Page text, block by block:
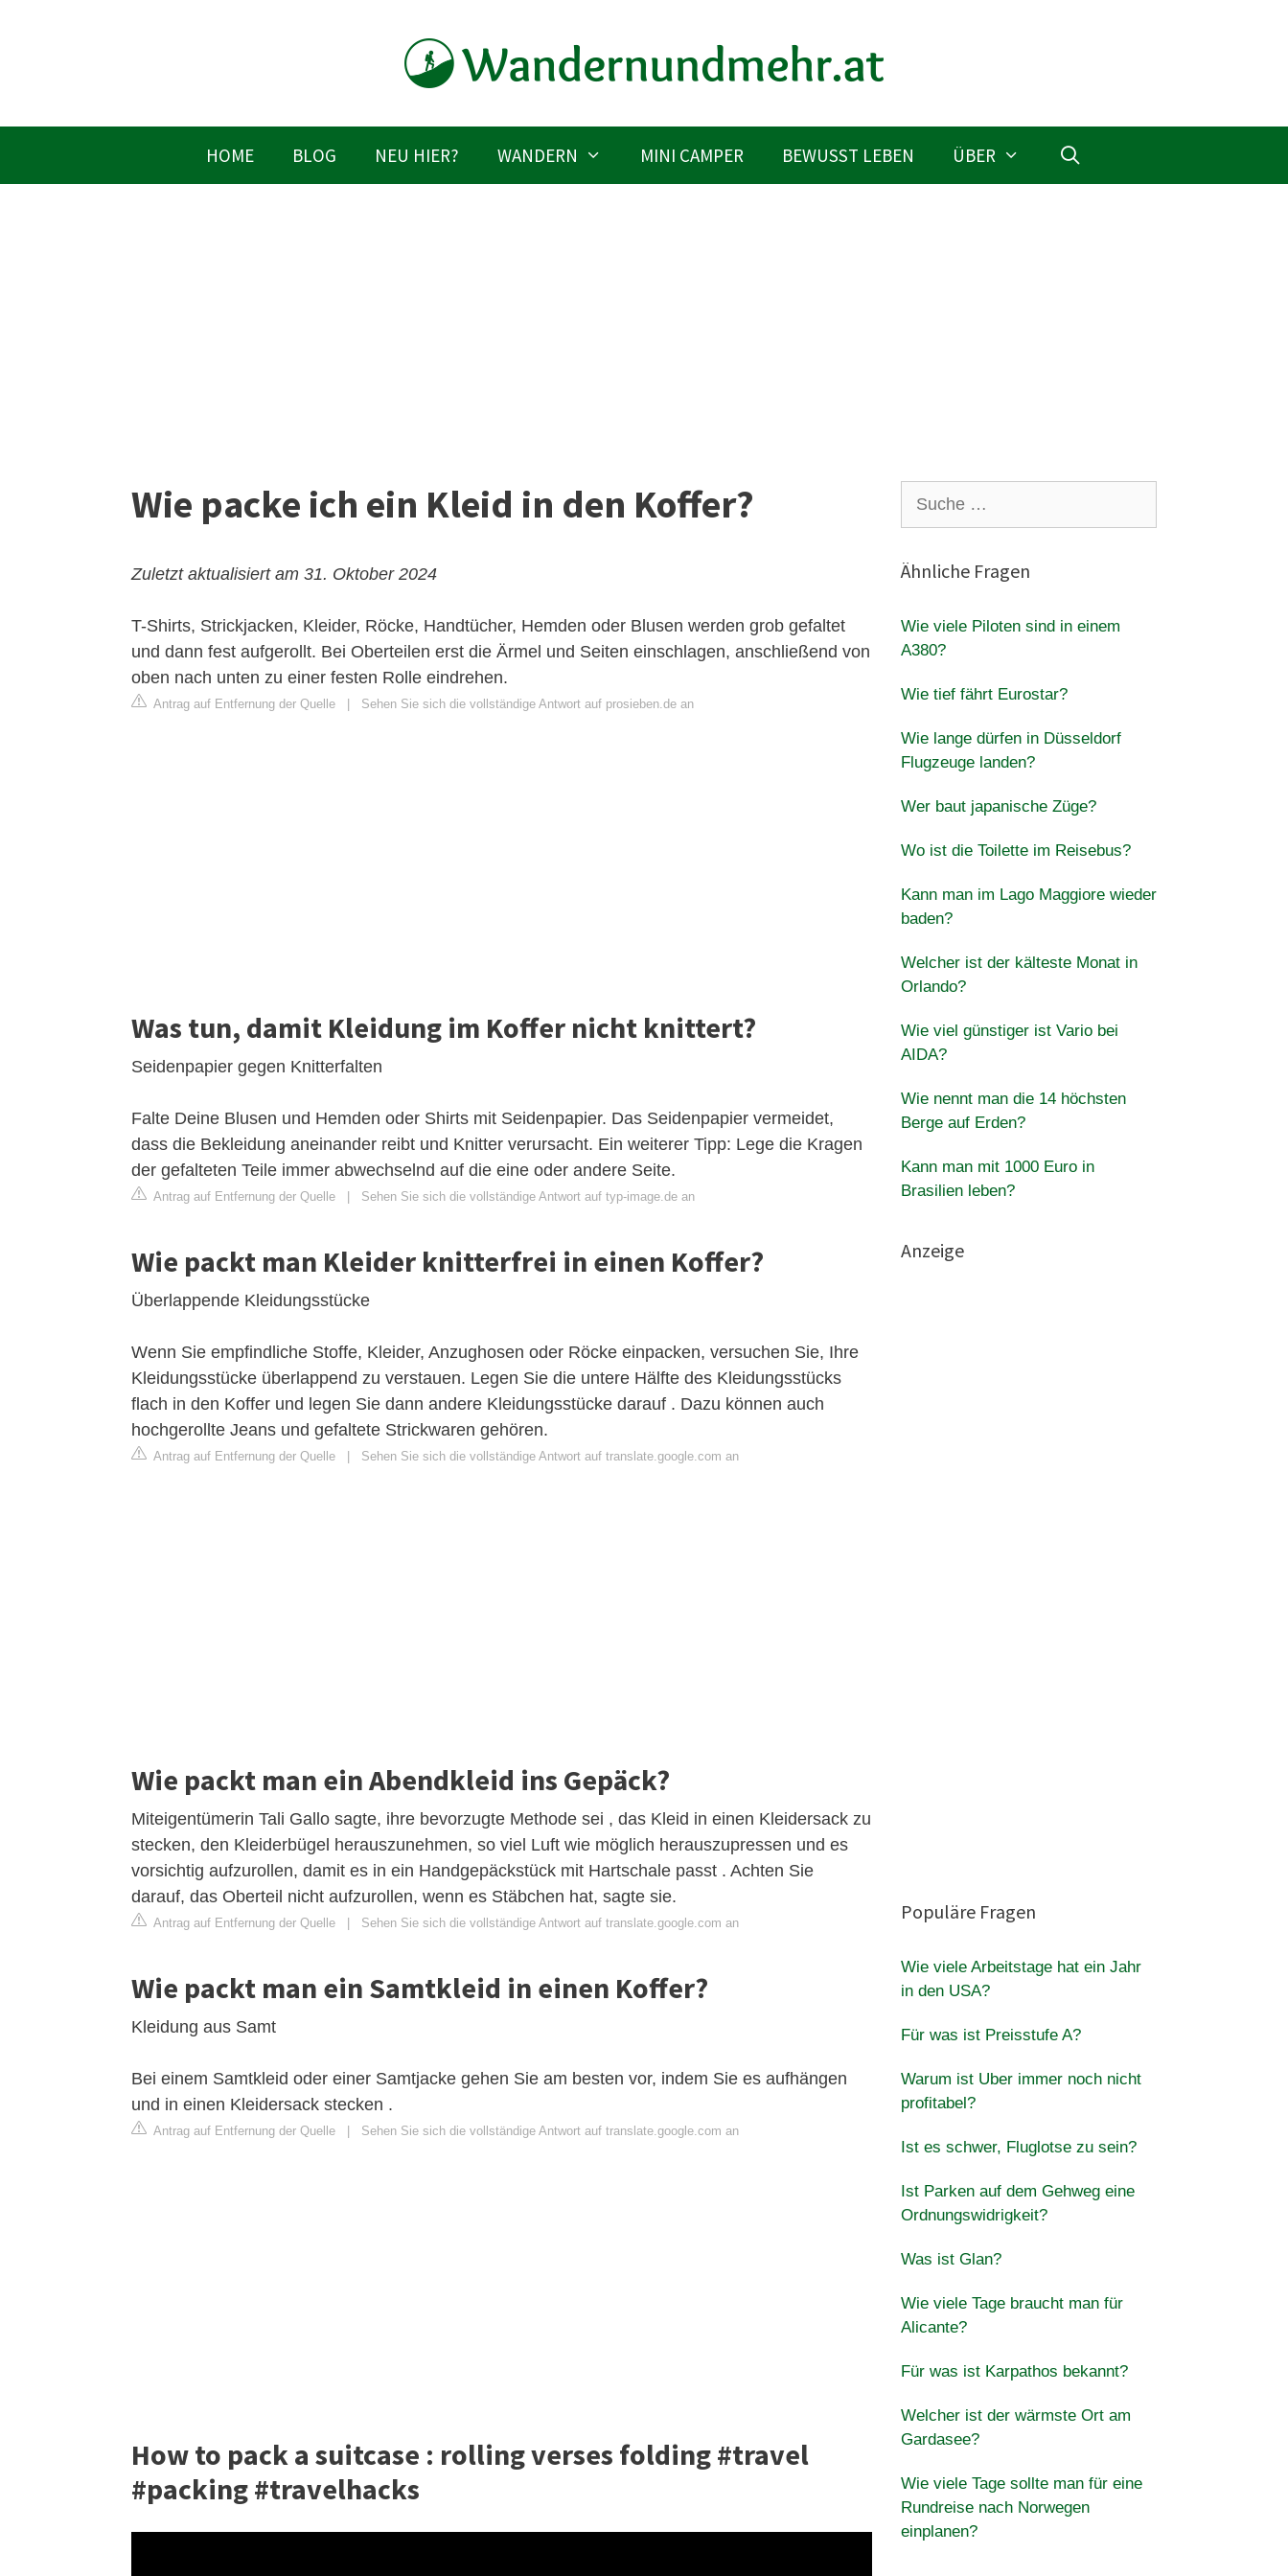
HOME BLOG NEU HIER? WANDERN MINI CAMPER BEWUSST LEBEN ÜBER
Wie packe ich ein Kleid in den Koffer?
Zuletzt aktualisiert am 31. Oktober 2024
T-Shirts, Strickjacken, Kleider, Röcke, Handtücher, Hemden oder Blusen werden grob gefaltet
und dann fest aufgerollt. Bei Oberteilen erst die Ärmel und Seiten einschlagen, anschließend von
oben nach unten zu einer festen Rolle eindrehen.
Antrag auf Entfernung der Quelle Sehen Sie sich die vollständige Antwort auf prosieben.de an
Was tun, damit Kleidung im Koffer nicht knittert?
Seidenpapier gegen Knitterfalten
Falte Deine Blusen und Hemden oder Shirts mit Seidenpapier. Das Seidenpapier vermeidet,
dass die Bekleidung aneinander reibt und Knitter verursacht. Ein weiterer Tipp: Lege die Kragen
der gefalteten Teile immer abwechselnd auf die eine oder andere Seite.
Antrag auf Entfernung der Quelle Sehen Sie sich die vollständige Antwort auf typ-image.de an
Wie packt man Kleider knitterfrei in einen Koffer?
Überlappende Kleidungsstücke
Wenn Sie empfindliche Stoffe, Kleider, Anzughosen oder Röcke einpacken, versuchen Sie, Ihre
Kleidungsstücke überlappend zu verstauen. Legen Sie die untere Hälfte des Kleidungsstücks
flach in den Koffer und legen Sie dann andere Kleidungsstücke darauf . Dazu können auch
hochgerollte Jeans und gefaltete Strickwaren gehören.
Antrag auf Entfernung der Quelle Sehen Sie sich die vollständige Antwort auf translate.google.com an
Wie packt man ein Abendkleid ins Gepäck?
Miteigentümerin Tali Gallo sagte, ihre bevorzugte Methode sei , das Kleid in einen Kleidersack zu
stecken, den Kleiderbügel herauszunehmen, so viel Luft wie möglich herauszupressen und es
vorsichtig aufzurollen, damit es in ein Handgepäckstück mit Hartschale passt . Achten Sie
darauf, das Oberteil nicht aufzurollen, wenn es Stäbchen hat, sagte sie.
Antrag auf Entfernung der Quelle Sehen Sie sich die vollständige Antwort auf translate.google.com an
Wie packt man ein Samtkleid in einen Koffer?
Kleidung aus Samt
Bei einem Samtkleid oder einer Samtjacke gehen Sie am besten vor, indem Sie es aufhängen
und in einen Kleidersack stecken .
Antrag auf Entfernung der Quelle Sehen Sie sich die vollständige Antwort auf translate.google.com an
How to pack a suitcase : rolling verses folding #travel
#packing #travelhacks
nach:
Ähnliche Fragen
Wie viele Piloten sind in einem
A380?
Wie tief fährt Eurostar?
Wie lange dürfen in Düsseldorf
Flugzeuge landen?
Wer baut japanische Züge?
Wo ist die Toilette im Reisebus?
Kann man im Lago Maggiore wieder
baden?
Welcher ist der kälteste Monat in
Orlando?
Wie viel günstiger ist Vario bei
AIDA?
Wie nennt man die 14 höchsten
Berge auf Erden?
Kann man mit 1000 Euro in
Brasilien leben?
Anzeige
Populäre Fragen
Wie viele Arbeitstage hat ein Jahr
in den USA?
Für was ist Preisstufe A?
Warum ist Uber immer noch nicht
profitabel?
Ist es schwer, Fluglotse zu sein?
Ist Parken auf dem Gehweg eine
Ordnungswidrigkeit?
Was ist Glan?
Wie viele Tage braucht man für
Alicante?
Für was ist Karpathos bekannt?
Welcher ist der wärmste Ort am
Gardasee?
Wie viele Tage sollte man für eine
Rundreise nach Norwegen
einplanen?